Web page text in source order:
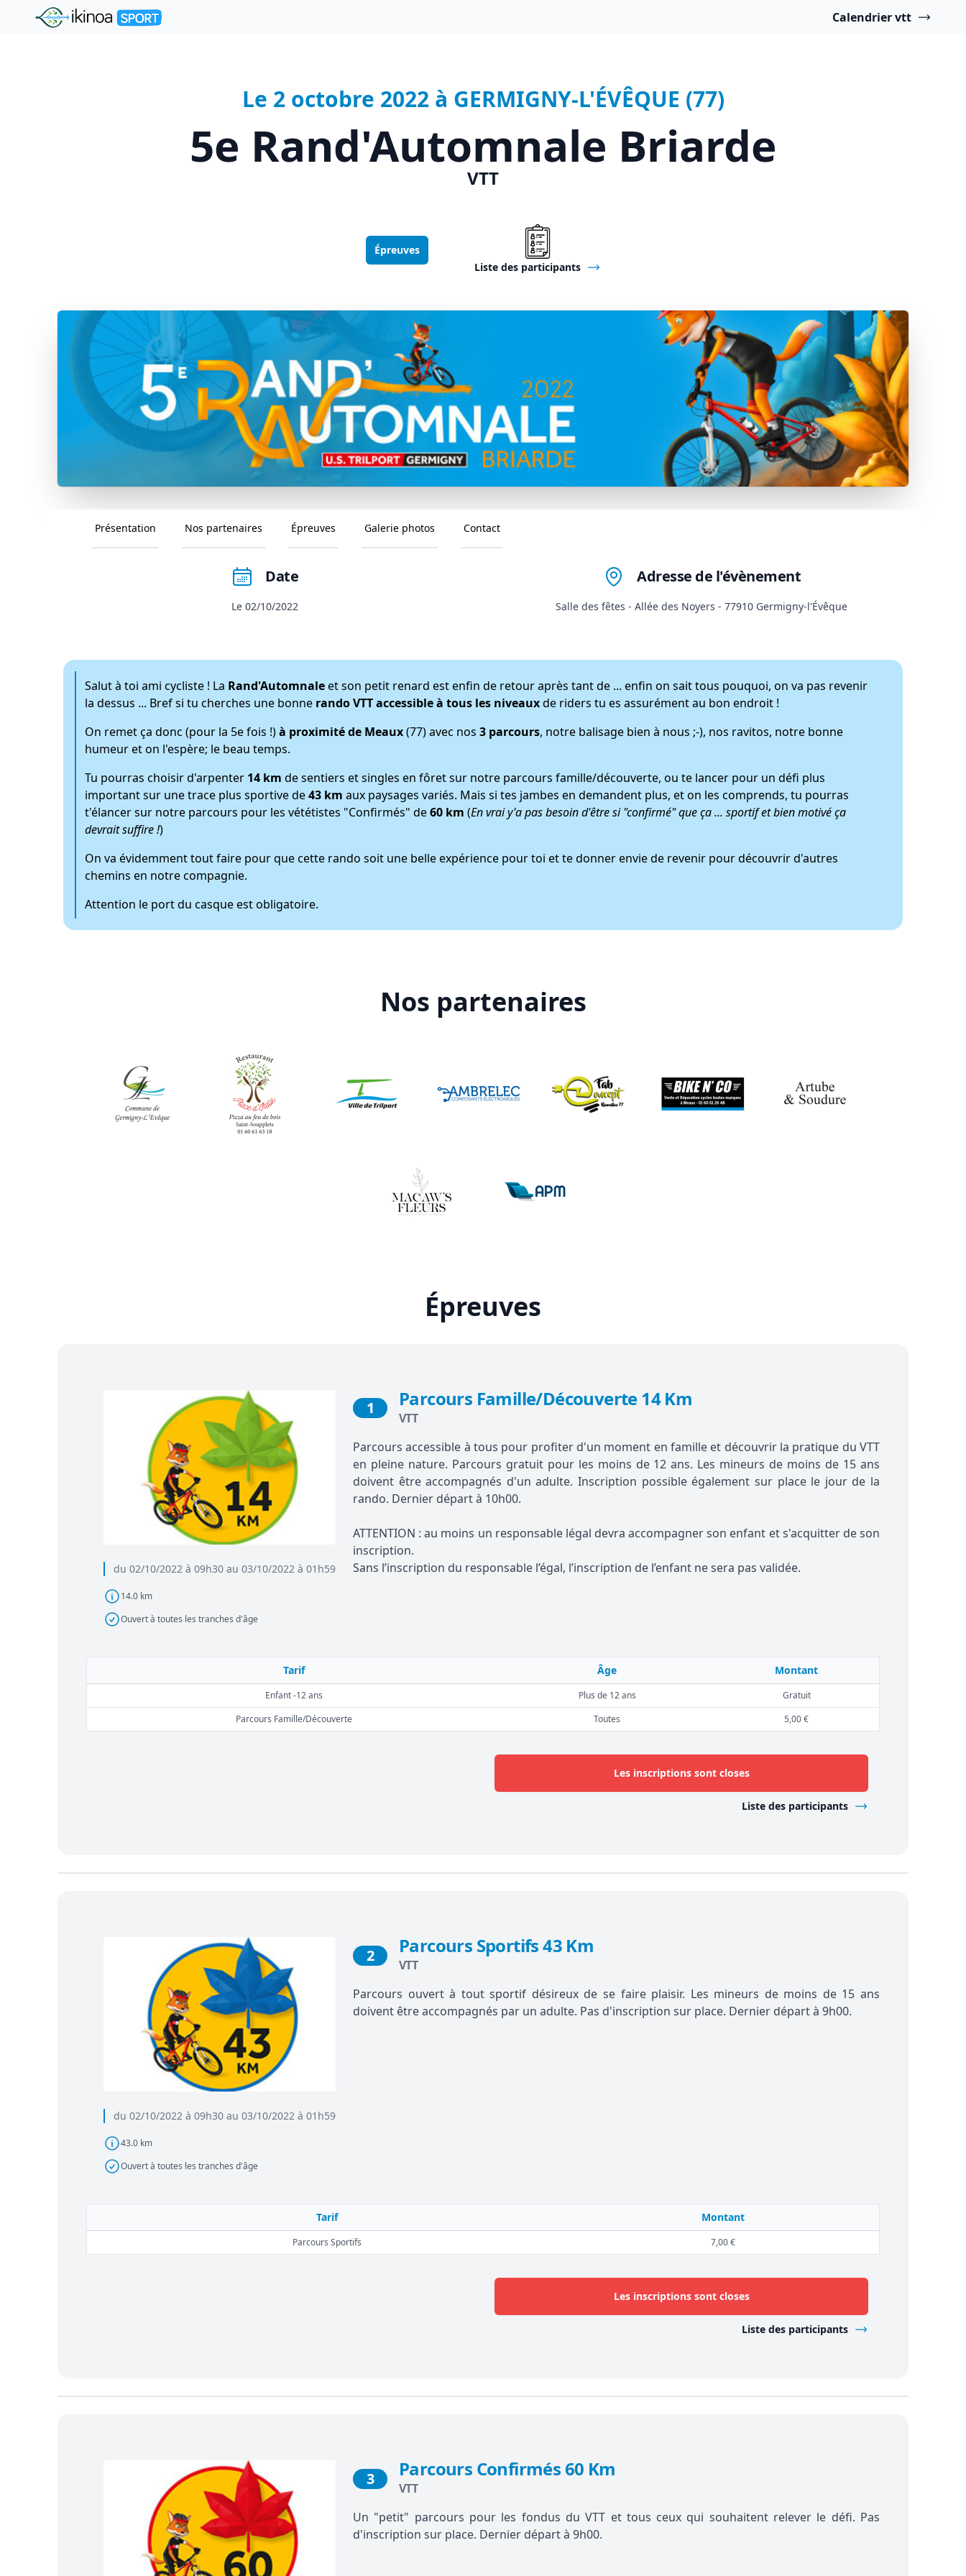
"Ikinoa Sport" Calendrier vtt
Le 2 octobre 2022 à GERMIGNY-L'ÉVÊQUE (77)
5e Rand'Automnale Briarde
VTT
Épreuves
Liste des participants
Présentation Nos partenaires Épreuves Galerie photos Contact
Date
Le 02/10/2022
Adresse de l'évènement
Salle des fêtes - Allée des Noyers - 77910 Germigny-l'Évêque
Salut à toi ami cycliste ! La Rand'Automnaleet son petit renard est enfin de retour après tant de ... enfin on sait tous pouquoi, on va pas revenir
la dessus ... Bref si tu cherches une bonne rando VTT accessible à tous les niveauxde riders tu es assurément au bon endroit !
On remet ça donc (pour la 5e fois !)à proximité de Meaux(77) avec nos 3 parcours, notre balisage bien à nous ;-), nos ravitos, notre bonne
humeur et on l'espère; le beau temps.
Tu pourras choisir d'arpenter 14 km de sentiers et singles en fôret sur notre parcours famille/découverte, ou te lancer pour un défi plus
important sur une trace plus sportive de43 km aux paysages variés. Mais si tes jambes en demandent plus, et on les comprends, tu pourras
t'élancer sur notre parcours pour les vététistes "Confirmés" de60 km (En vrai y'a pas besoin d'être si "confirmé" que ça ... sportif et bien motivé ça
devrait suffire !)
On va évidemment tout faire pour que cette rando soit une belle expérience pour toi et te donner envie de revenir pour découvrir d'autres
chemins en notre compagnie.
Attention le port du casque est obligatoire.
Nos partenaires
Épreuves
du 02/10/2022 à 09h30 au 03/10/2022 à 01h59
14.0 km
Ouvert à toutes les tranches d'âge
1 Parcours Famille/Découverte 14 Km
VTT
Parcours accessible à tous pour profiter d'un moment en famille et découvrir la pratique du VTT
en pleine nature. Parcours gratuit pour les moins de 12 ans. Les mineurs de moins de 15 ans
doivent être accompagnés d'un adulte. Inscription possible également sur place le jour de la
rando. Dernier départ à 10h00.
ATTENTION : au moins un responsable légal devra accompagner son enfant et s'acquitter de son
inscription.
Sans l’inscription du responsable l’égal, l’inscription de l’enfant ne sera pas validée.
Tarif Âge Montant
Enfant -12 ans Plus de 12 ans
Gratuit
Parcours Famille/Découverte
Toutes 5,00 €
Les inscriptions sont closes
Liste des participants
du 02/10/2022 à 09h30 au 03/10/2022 à 01h59
43.0 km
Ouvert à toutes les tranches d'âge
2 Parcours Sportifs 43 Km
VTT
Parcours ouvert à tout sportif désireux de se faire plaisir. Les mineurs de moins de 15 ans
doivent être accompagnés par un adulte. Pas d'inscription sur place. Dernier départ à 9h00.
Tarif Montant
Parcours Sportifs 7,00 €
Les inscriptions sont closes
Liste des participants
3 Parcours Confirmés 60 Km
VTT
Un "petit" parcours pour les fondus du VTT et tous ceux qui souhaitent relever le défi. Pas
d'inscription sur place. Dernier départ à 9h00.